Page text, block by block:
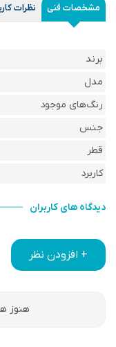
مشخصات فنی نظرات
برند
مدل
رنگ‌های موجود
جنس
قطر
کاربرد
دیدگاه های کاربران
+ افزودن نظر
هنوز